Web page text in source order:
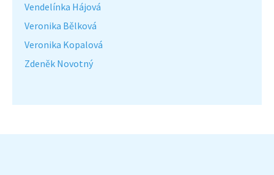
Vendelínka Hájová
Veronika Bělková
Veronika Kopalová
Zdeněk Novotný